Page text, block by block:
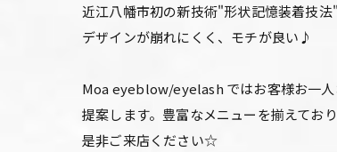
近江八幡市初の新技術"形状記憶装着技法"
デザインが崩れにくく、モチが良い♪
Moa eyeblow/eyelash ではお客様お一人
提案します。豊富なメニューを揃えてお
是非ご来店ください☆